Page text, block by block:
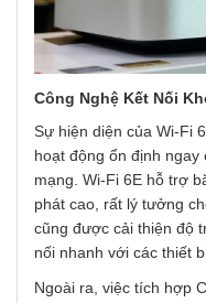
Công Nghệ Kết Nối
Sự hiện diện của Wi-Fi
hoạt động ổn định
mạng. Wi-Fi 6E hỗ trợ
phát cao, rất lý tưởng
cũng được cải thiện độ
nối nhanh với các thiết
Ngoài ra, việc tích hợp